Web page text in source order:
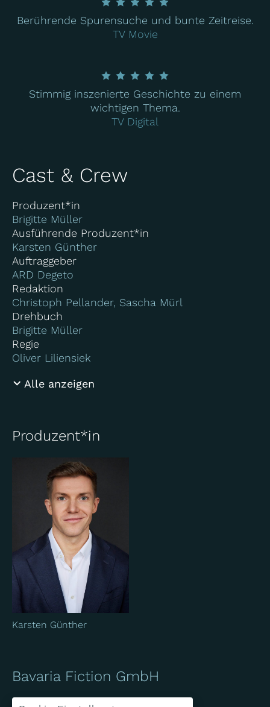
Berührende Spurensuche und bunte Zeitreise.
TV Movie
Stimmig inszenierte Geschichte zu einem
wichtigen Thema.
TV Digital
Cast & Crew
Produzent*in
Brigitte Müller
Ausführende Produzent*in
Karsten Günther
Auftraggeber
ARD Degeto
Redaktion
Christoph Pellander, Sascha Mürl
Drehbuch
Brigitte Müller
Regie
Oliver Liliensiek
Alle anzeigen
Produzent*in
Karsten Günther
Bavaria Fiction GmbH